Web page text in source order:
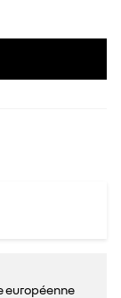
européenne